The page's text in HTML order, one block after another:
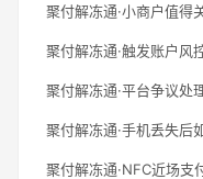
聚付解冻通·小商户值得
聚付解冻通·触发账户风
聚付解冻通·平台争议处
聚付解冻通·手机丢失后
聚付解冻通·NFC近场支